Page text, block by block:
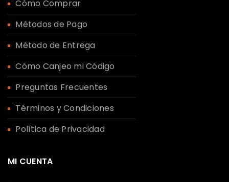
Cómo Comprar
Métodos de Pago
Método de Entrega
Cómo Canjeo mi Código
Preguntas Frecuentes
Términos y Condiciones
Política de Privacidad
MI CUENTA